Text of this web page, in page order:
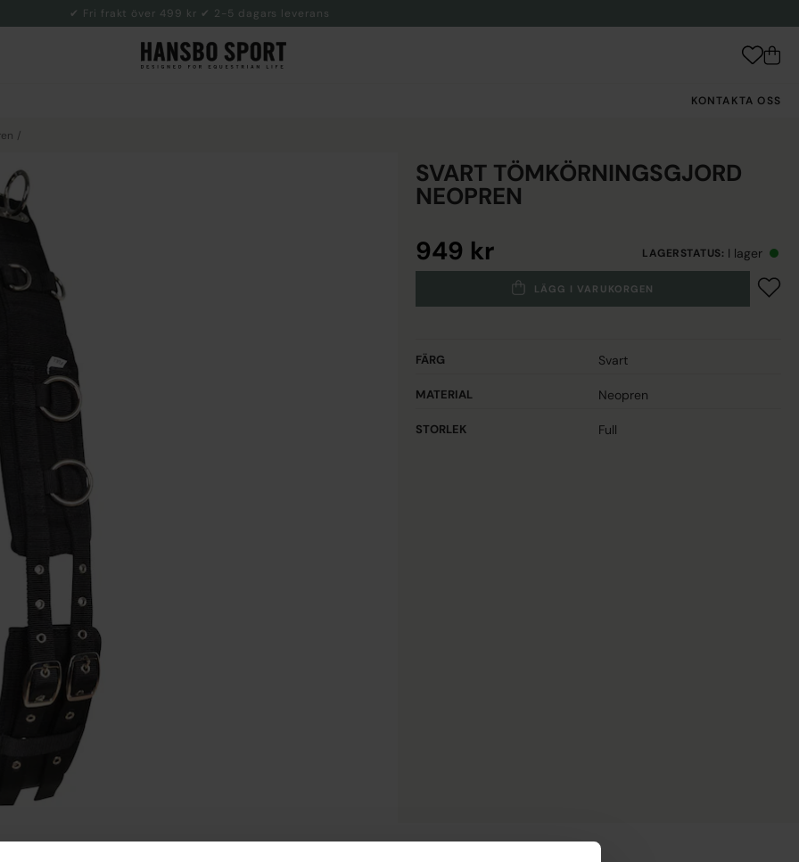
✔ Fri frakt över 499 kr ✔ 2-5 dagars leverans
KONTAKTA OSS
SVART TÖMKÖRNINGSGJORD
NEOPREN
949 kr LAGERSTATUS: I lager
LÄGG I VARUKORGEN
FÄRG Svart
MATERIAL Neopren
STORLEK Full